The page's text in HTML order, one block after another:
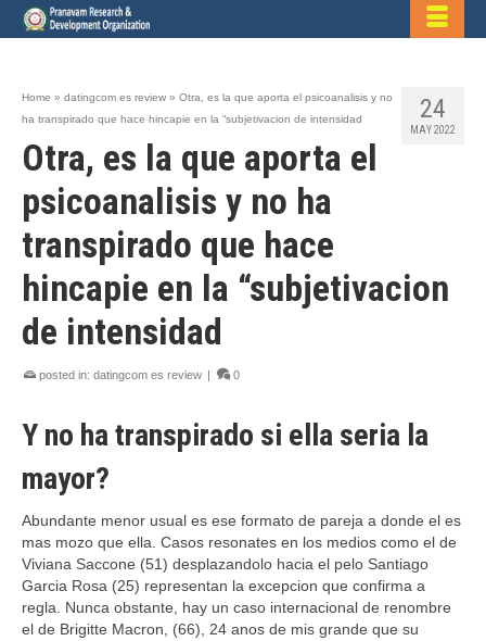
24
MAY 2022
Home » datingcom es review » Otra, es la que aporta el psicoanalisis y no
ha transpirado que hace hincapie en la “subjetivacion de intensidad
Otra, es la que aporta el
psicoanalisis y no ha
transpirado que hace
hincapie en la “subjetivacion
de intensidad
posted in: datingcom es review | 0
Y no ha transpirado si ella seri­a la
mayor?
Abundante menor usual es ese formato de pareja a donde el es
mas mozo que ella. Casos resonates en los medios como el de
Viviana Saccone (51) desplazandolo hacia el pelo Santiago
Garcia Rosa (25) representan la excepcion que confirma a
regla. Nunca obstante, hay un caso internacional de renombre
el de Brigitte Macron, (66), 24 anos de mis grande que su